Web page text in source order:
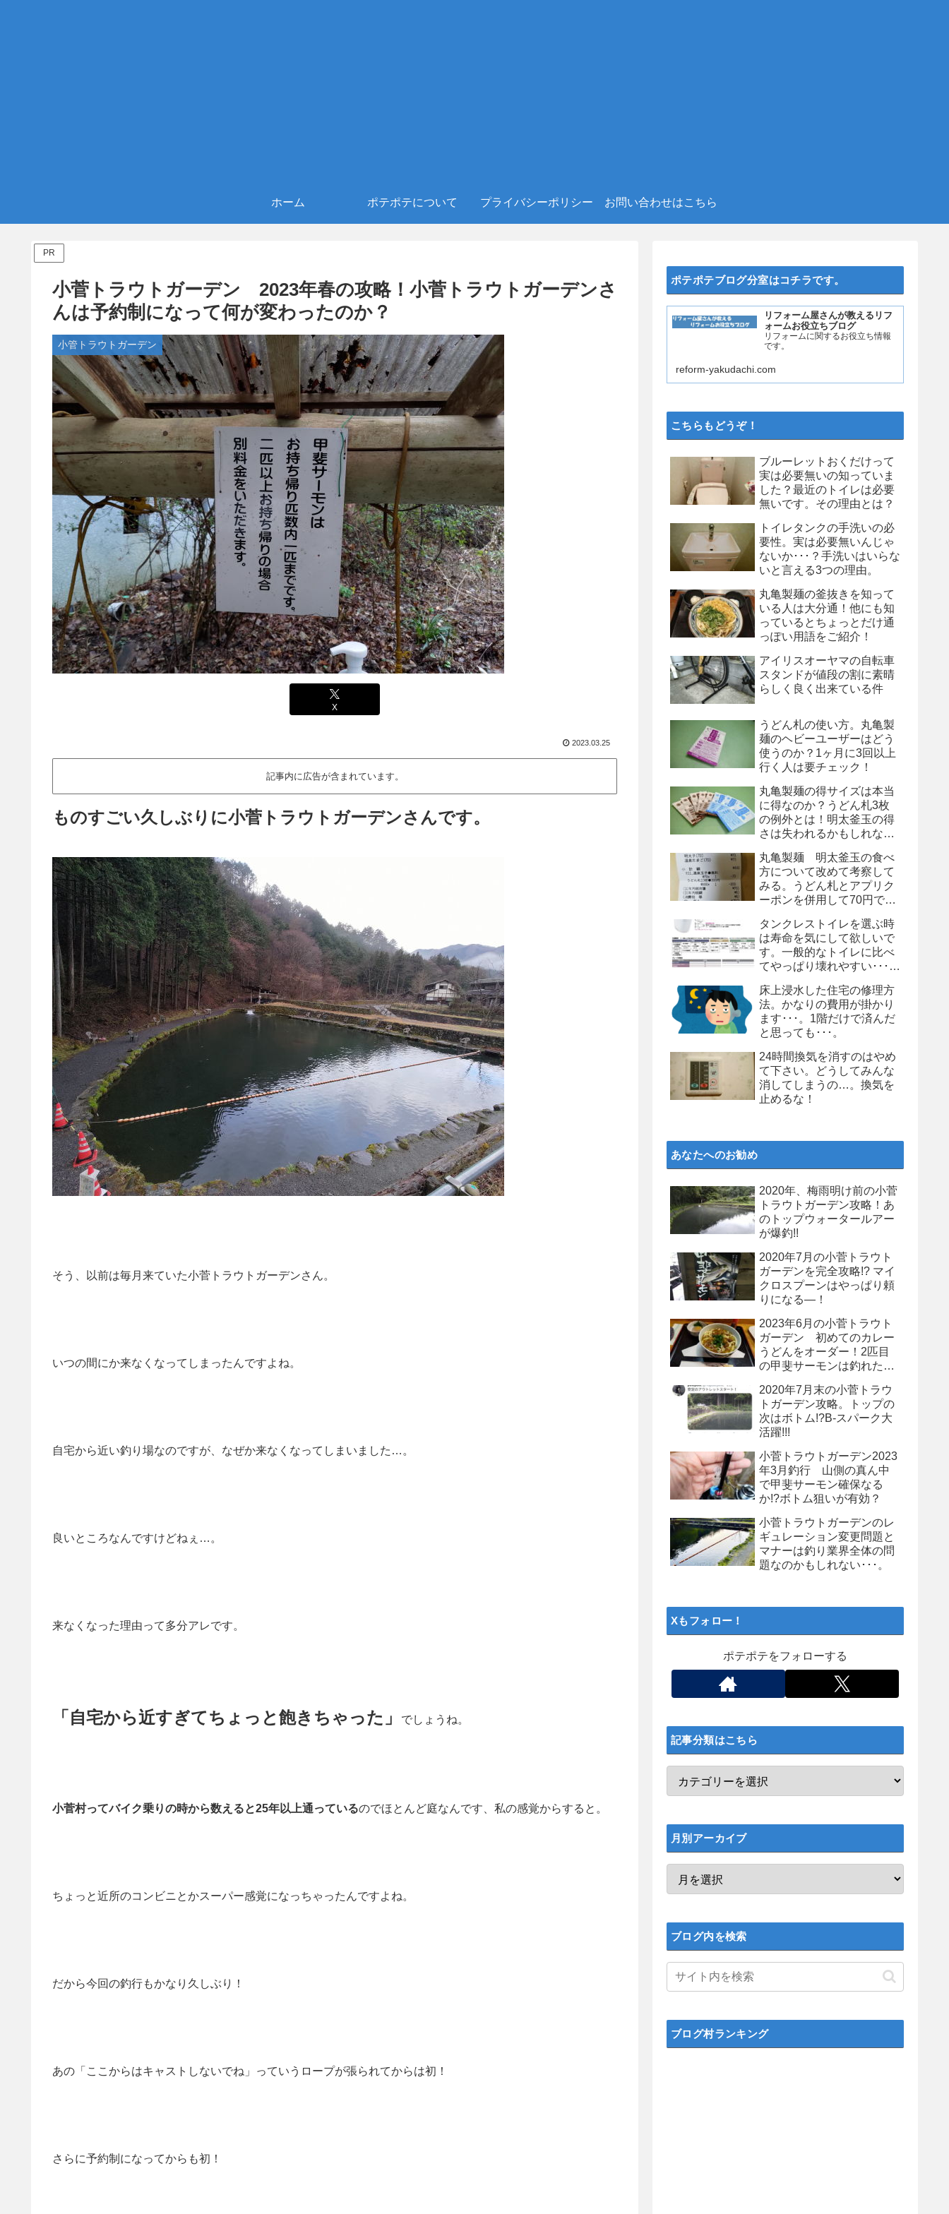
ホーム ポテポテについて プライバシーポリシー お問い合わせはこちら
PR
小菅トラウトガーデン 2023年春の攻略！小菅トラウトガーデンさ
んは予約制になって何が変わったのか？
小管トラウトガーデン
X
2023.03.25
記事内に広告が含まれています。
ものすごい久しぶりに小菅トラウトガーデンさんです。
そう、以前は毎月来ていた小菅トラウトガーデンさん。
いつの間にか来なくなってしまったんですよね。
自宅から近い釣り場なのですが、なぜか来なくなってしまいました…。
良いところなんですけどねぇ…。
来なくなった理由って多分アレです。
「自宅から近すぎてちょっと飽きちゃった」 でしょうね。
小菅村ってバイク乗りの時から数えると25年以上通っているのでほとんど庭なんです、私の感覚からすると。
ちょっと近所のコンビニとかスーパー感覚になっちゃったんですよね。
だから今回の釣行もかなり久しぶり！
あの「ここからはキャストしないでね」っていうロープが張られてからは初！
さらに予約制になってからも初！
ポテポテブログ分室はコチラです。
リフォーム屋さんが教えるリフ
ォームお役立ちブログ
リフォームに関するお役立ち情報
です。
reform-yakudachi.com
こちらもどうぞ！
ブルーレットおくだけって
実は必要無いの知っていま
した？最近のトイレは必要
無いです。その理由とは？
トイレタンクの手洗いの必
要性。実は必要無いんじゃ
ないか･･･？手洗いはいらな
いと言える3つの理由。
丸亀製麺の釜抜きを知って
いる人は大分通！他にも知
っているとちょっとだけ通
っぽい用語をご紹介！
アイリスオーヤマの自転車
スタンドが値段の割に素晴
らしく良く出来ている件
うどん札の使い方。丸亀製
麺のヘビーユーザーはどう
使うのか？1ヶ月に3回以上
行く人は要チェック！
丸亀製麺の得サイズは本当
に得なのか？うどん札3枚
の例外とは！明太釜玉の得
さは失われるかもしれな
丸亀製麺 明太釜玉の食べ
方について改めて考察して
みる。うどん札とアプリク
ーポンを併用して70円で
タンクレストイレを選ぶ時
は寿命を気にして欲しいで
す。一般的なトイレに比べ
てやっぱり壊れやすい･･･。
よ、タンクレストイレ
床上浸水した住宅の修理方
法。かなりの費用が掛かり
ます･･･。1階だけで済んだ
と思っても･･･。
24時間換気を消すのはやめ
て下さい。どうしてみんな
消してしまうの…。換気を
止めるな！
あなたへのお勧め
2020年、梅雨明け前の小菅
トラウトガーデン攻略！あ
のトップウォータールアー
が爆釣!!
2020年7月の小菅トラウト
ガーデンを完全攻略!? マイ
クロスプーンはやっぱり頼
りになる―！
2023年6月の小菅トラウト
ガーデン 初めてのカレー
うどんをオーダー！2匹目
の甲斐サーモンは釣れたの
2020年7月末の小菅トラウ
トガーデン攻略。トップの
次はボトム!?B-スパーク大
活躍!!!
小菅トラウトガーデン2023
年3月釣行 山側の真ん中
で甲斐サーモン確保なる
か!?ボトム狙いが有効？
小菅トラウトガーデンのレ
ギュレーション変更問題と
マナーは釣り業界全体の問
題なのかもしれない･･･。
Xもフォロー！
ポテポテをフォローする
記事分類はこちら
月別アーカイブ
ブログ内を検索
ブログ村ランキング